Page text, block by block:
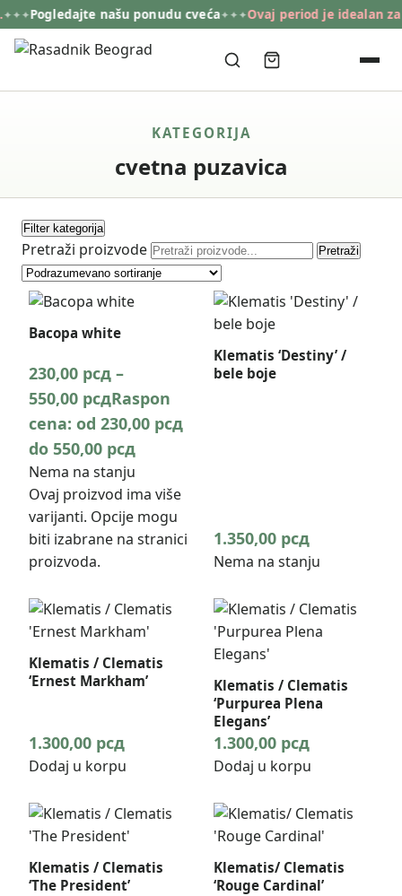
Pogledajte našu ponudu cveća✦✦✦Ovaj period je idealan za
KATEGORIJA
cvetna puzavica
Filter kategorija
Pretraži proizvode Pretraži
Bacopa white
230,00 рсд –
550,00 рсдRaspon
cena: od 230,00 рсд
do 550,00 рсд
Nema na stanju
Ovaj proizvod ima više
varijanti. Opcije mogu
biti izabrane na stranici
proizvoda.
Klematis ‘Destiny’ /
bele boje
1.350,00 рсд
Nema na stanju
Klematis / Clematis
‘Ernest Markham’
1.300,00 рсд
Dodaj u korpu
Klematis / Clematis
‘Purpurea Plena
Elegans’
1.300,00 рсд
Dodaj u korpu
Klematis / Clematis
‘The President’
Klematis/ Clematis
‘Rouge Cardinal’